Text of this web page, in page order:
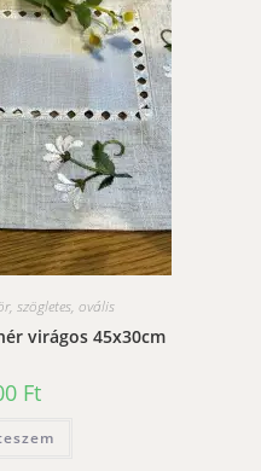
szögletes, ovális
virágos 45x30cm
Ft